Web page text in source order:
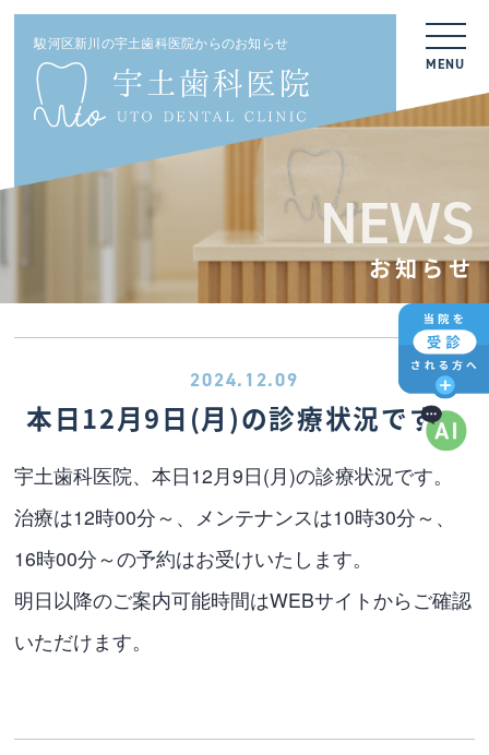
駿河区新川の宇土歯科医院からのお知らせ
MENU
NEWS
お知らせ
2024.12.09
本日12月9日(月)の診療状況です。
宇土歯科医院、本日12月9日(月)の診療状況です。
治療は12時00分～、メンテナンスは10時30分～、
16時00分～の予約はお受けいたします。
明日以降のご案内可能時間はWEBサイトからご確認
いただけます。